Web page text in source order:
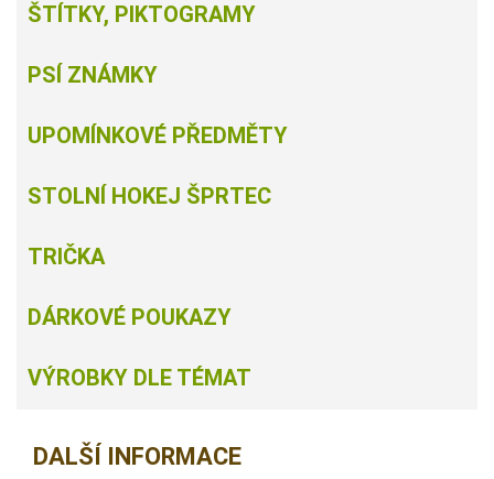
ŠTÍTKY, PIKTOGRAMY
PSÍ ZNÁMKY
UPOMÍNKOVÉ PŘEDMĚTY
STOLNÍ HOKEJ ŠPRTEC
TRIČKA
DÁRKOVÉ POUKAZY
VÝROBKY DLE TÉMAT
DALŠÍ INFORMACE